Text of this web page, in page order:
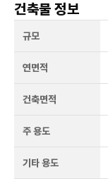
건축물 정보
규모
연면적
건축면적
주 용도
기타 용도